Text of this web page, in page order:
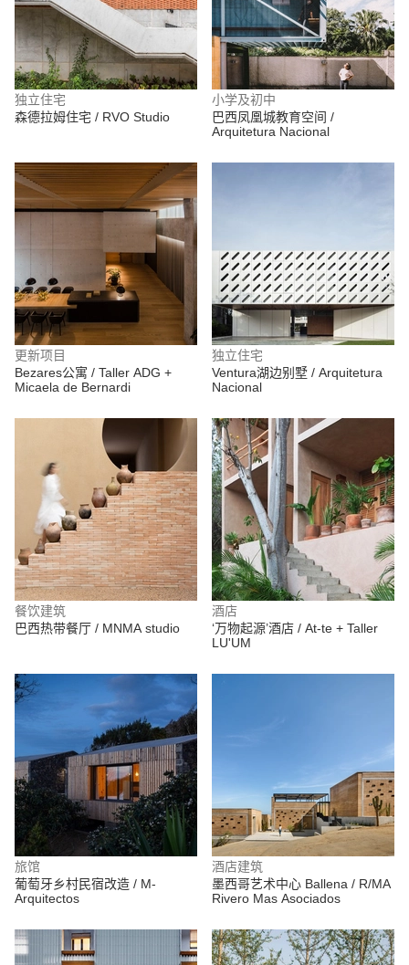
独立住宅
森德拉姆住宅 / RVO Studio
小学及初中
巴西凤凰城教育空间 /
Arquitetura Nacional
更新项目
Bezares公寓 / Taller ADG +
Micaela de Bernardi
独立住宅
Ventura湖边别墅 / Arquitetura
Nacional
餐饮建筑
巴西热带餐厅 / MNMA studio
酒店
‘万物起源’酒店 / At-te + Taller
LU'UM
旅馆
葡萄牙乡村民宿改造 / M-
Arquitectos
酒店建筑
墨西哥艺术中心 Ballena / R/MA
Rivero Mas Asociados